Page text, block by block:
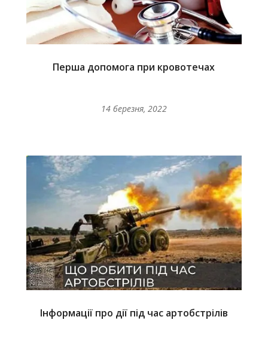
Перша допомога при кровотечах
14 березня, 2022
Інформації про дії під час артобстрілів